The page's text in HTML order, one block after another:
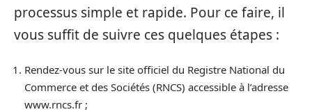
processus simple et rapide. Pour ce faire, il
vous suffit de suivre ces quelques étapes :
Rendez-vous sur le site officiel du Registre National du
Commerce et des Sociétés (RNCS) accessible à l’adresse
www.rncs.fr ;